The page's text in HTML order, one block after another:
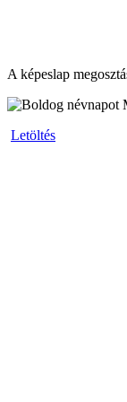
A képeslap
Letöltés